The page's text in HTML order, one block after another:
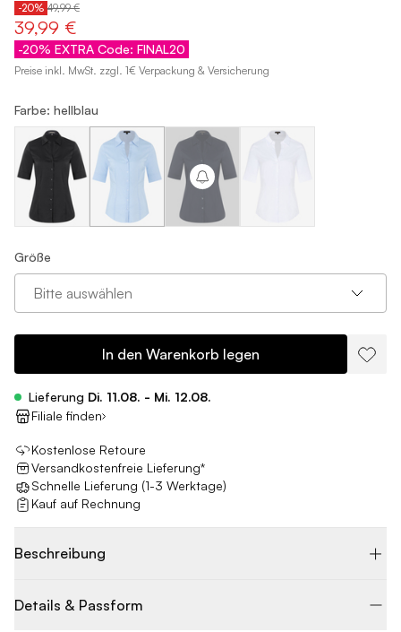
-20% 49,99 €
39,99 €
-20% EXTRA Code: FINAL20
Preise inkl. MwSt. zzgl. 1€ Verpackung & Versicherung
Farbe: hellblau
Größe
Bitte auswählen
In den Warenkorb legen
Lieferung Di. 11.08. - Mi. 12.08.
Filiale finden
Kostenlose Retoure
Versandkostenfreie Lieferung*
Schnelle Lieferung (1-3 Werktage)
Kauf auf Rechnung
Beschreibung
Details & Passform